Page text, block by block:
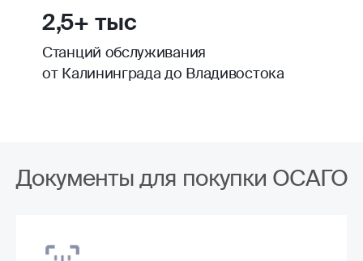
2,5+ тыс
Станций обслуживания
от Калининграда до Владивостока
Документы для покупки ОСАГО